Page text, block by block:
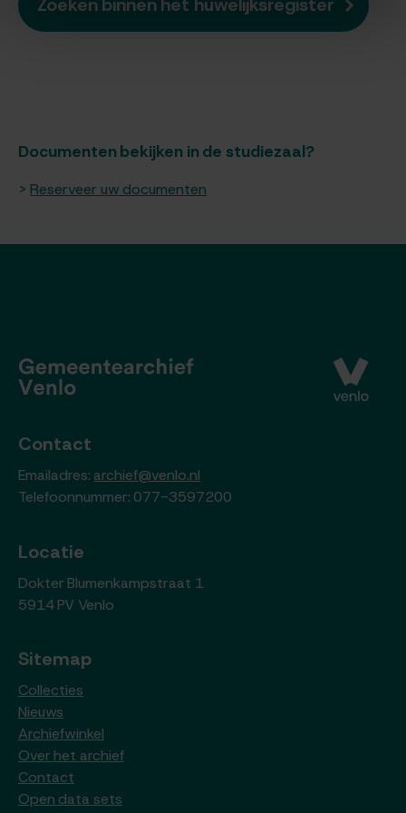
Documenten bekijken in de studiezaal?
Reserveer uw documenten
Contact
Emailadres: archief@venlo.nl
Telefoonnummer: 077-3597200
Locatie
Dokter Blumenkampstraat 1
5914 PV Venlo
Sitemap
Collecties
Nieuws
Archiefwinkel
Over het archief
Contact
Open data sets